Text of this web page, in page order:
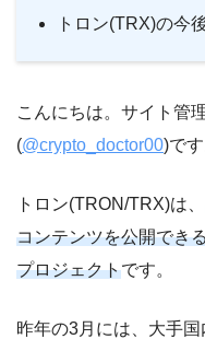
トロン(TRX)の今
こんにちは。サイト管
(@crypto_doctor00)です
トロン(TRON/TRX)は、
コンテンツを公開でき
プロジェクトです。
昨年の3月には、大手